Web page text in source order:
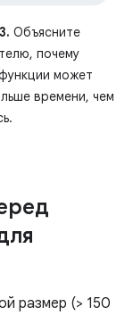
Объясните
почему
может
времени, чем
размер (> 150